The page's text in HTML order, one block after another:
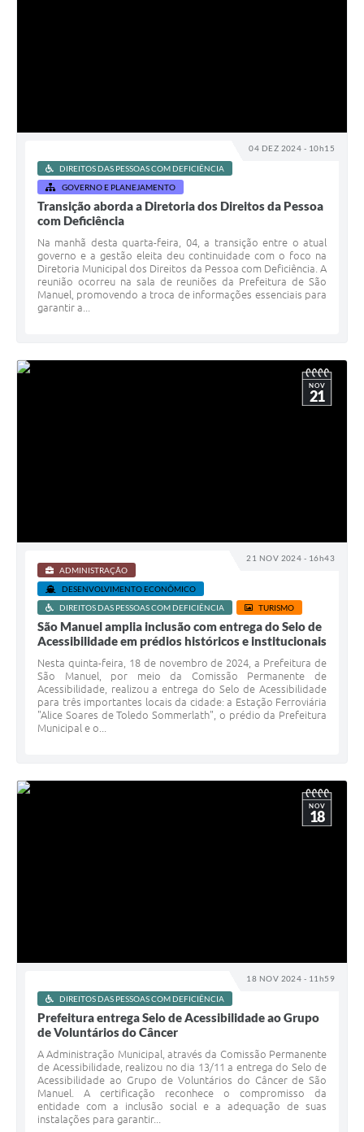
04 DEZ 2024 - 10h15
DIREITOS DAS PESSOAS COM DEFICIÊNCIA
GOVERNO E PLANEJAMENTO
Transição aborda a Diretoria dos Direitos da Pessoa
com Deficiência
Na manhã desta quarta-feira, 04, a transição entre o atual
governo e a gestão eleita deu continuidade com o foco na
Diretoria Municipal dos Direitos da Pessoa com Deficiência. A
reunião ocorreu na sala de reuniões da Prefeitura de São
Manuel, promovendo a troca de informações essenciais para
garantir a...
21 NOV 2024 - 16h43
NOV
21
ADMINISTRAÇÃO
DESENVOLVIMENTO ECONÔMICO
DIREITOS DAS PESSOAS COM DEFICIÊNCIA
TURISMO
São Manuel amplia inclusão com entrega do Selo de
Acessibilidade em prédios históricos e institucionais
Nesta quinta-feira, 18 de novembro de 2024, a Prefeitura de
São Manuel, por meio da Comissão Permanente de
Acessibilidade, realizou a entrega do Selo de Acessibilidade
para três importantes locais da cidade: a Estação Ferroviária
"Alice Soares de Toledo Sommerlath", o prédio da Prefeitura
Municipal e o...
18 NOV 2024 - 11h59
NOV
18
DIREITOS DAS PESSOAS COM DEFICIÊNCIA
Prefeitura entrega Selo de Acessibilidade ao Grupo
de Voluntários do Câncer
A Administração Municipal, através da Comissão Permanente
de Acessibilidade, realizou no dia 13/11 a entrega do Selo de
Acessibilidade ao Grupo de Voluntários do Câncer de São
Manuel. A certificação reconhece o compromisso da
entidade com a inclusão social e a adequação de suas
instalações para garantir...